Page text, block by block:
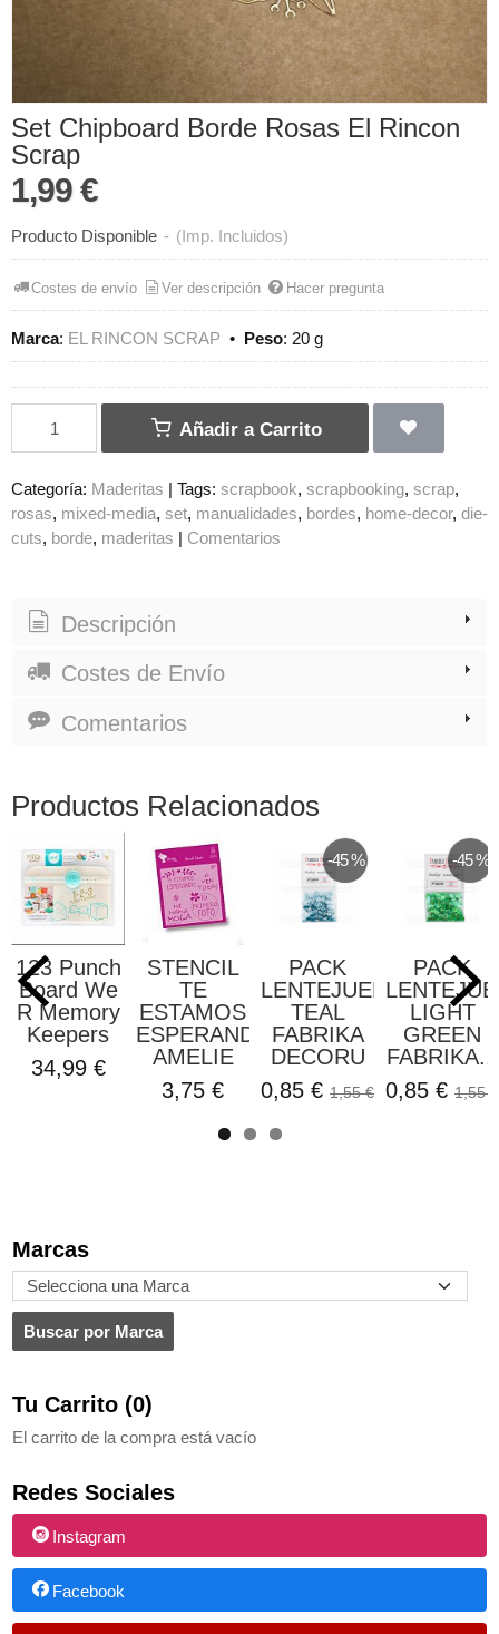
Marcas
Tu Carrito (0)
El carrito de la compra está vacío
Redes Sociales
Instagram
Facebook
Set Chipboard Borde Rosas El Rincon
Scrap
1,99 €
Producto Disponible - (Imp. Incluidos)
Costes de envío Ver descripción Hacer pregunta
Marca: EL RINCON SCRAP • Peso: 20 g
Añadir a Carrito
Categoría: Maderitas Tags: scrapbook scrapbooking scrap
rosas mixed-media set manualidades bordes home-decor die-
cuts
borde maderitas Comentarios
Descripción
Costes de Envío
Comentarios
Productos Relacionados
123 Punch
Board We
R Memory
Keepers
34,99 €
STENCIL
TE
ESTAMOS
ESPERANDO
AMELIE
3,75 €
-45 %
PACK
LENTEJUELAS
TEAL
FABRIKA
DECORU
0,85 € 1,55 €
-45 %
PACK
LIGHT
GREEN
FABRIKA...
0,85 € 1,55 €